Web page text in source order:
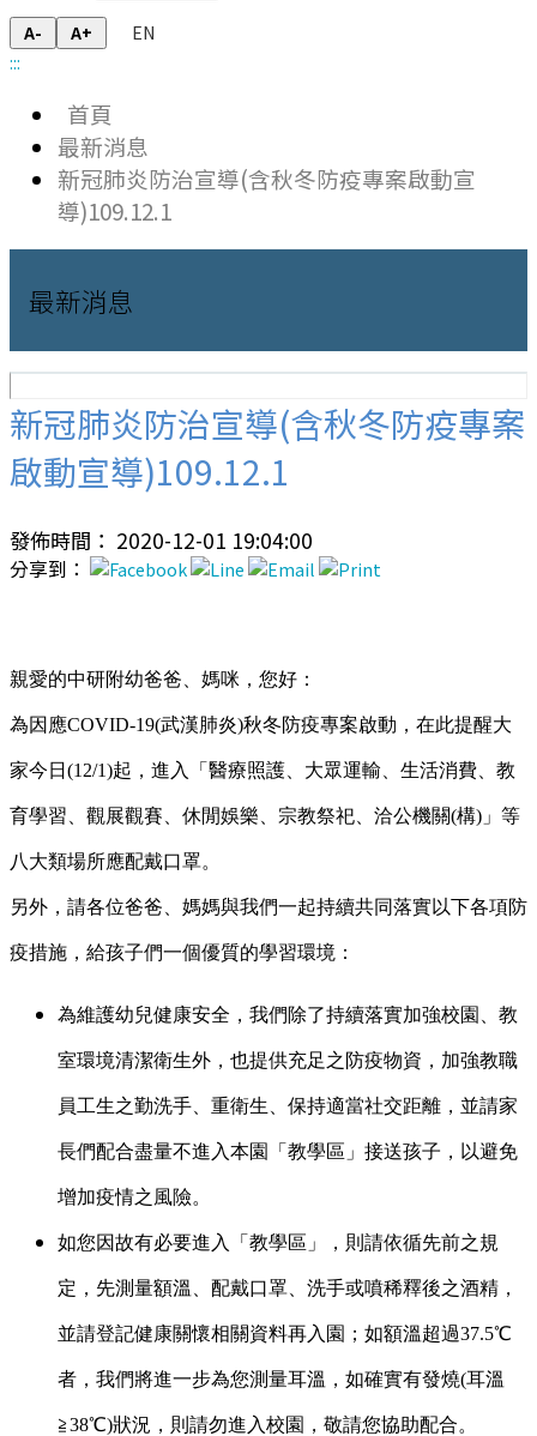
A- A+
EN
:::
首頁
最新消息
新冠肺炎防治宣導(含秋冬防疫專案啟動宣
導)109.12.1
最新消息
新冠肺炎防治宣導(含秋冬防疫專案
啟動宣導)109.12.1
發佈時間： 2020-12-01 19:04:00
分享到：
親愛的中研附幼爸爸、媽咪，您好：
為因應COVID-19(武漢肺炎)秋冬防疫專案啟動，在此提醒大
家今日(12/1)起，進入「醫療照護、大眾運輸、生活消費、教
育學習、觀展觀賽、休閒娛樂、宗教祭祀、洽公機關(構)」等
八大類場所應配戴口罩。
另外，請各位爸爸、媽媽與我們一起持續共同落實以下各項防
疫措施，給孩子們一個優質的學習環境：
為維護幼兒健康安全，我們除了持續落實加強校園、教
室環境清潔衛生外，也提供充足之防疫物資，加強教職
員工生之勤洗手、重衛生、保持適當社交距離，並請家
長們配合盡量不進入本園「教學區」接送孩子，以避免
增加疫情之風險。
如您因故有必要進入「教學區」，則請依循先前之規
定，先測量額溫、配戴口罩、洗手或噴稀釋後之酒精，
並請登記健康關懷相關資料再入園；如額溫超過37.5℃
者，我們將進一步為您測量耳溫，如確實有發燒(耳溫
≧38℃)狀況，則請勿進入校園，敬請您協助配合。